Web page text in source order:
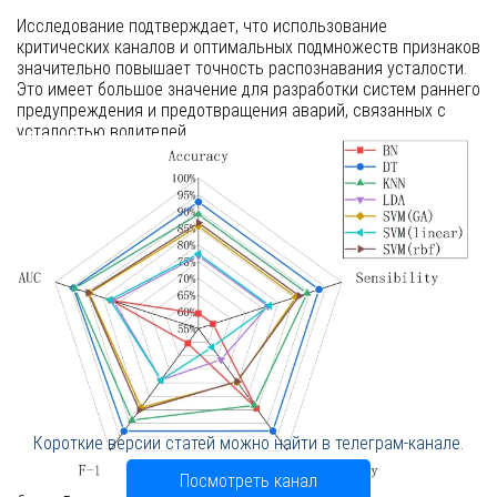
Исследование подтверждает, что использование
критических каналов и оптимальных подмножеств признаков
значительно повышает точность распознавания усталости.
Это имеет большое значение для разработки систем раннего
предупреждения и предотвращения аварий, связанных с
усталостью водителей.
Предложенный метод DE-GFRJMCMC показывает высокую
точность и стабильность в распознавании усталости
водителей. Это открывает перспективы для его применения
в реальных системах мониторинга состояния водителей и
повышения безопасности на дорогах.
Короткие версии статей можно найти в телеграм-канале.
Посмотреть канал